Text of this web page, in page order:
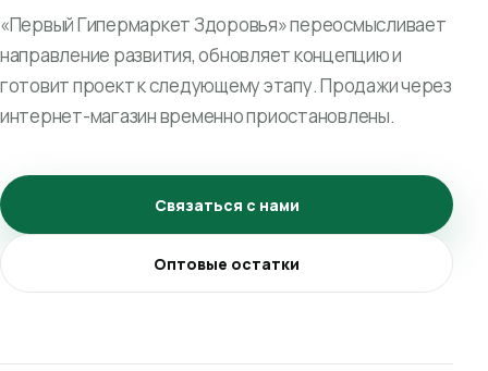
«Первый Гипермаркет Здоровья» переосмысливает
направление развития, обновляет концепцию и
готовит проект к следующему этапу. Продажи через
интернет-магазин временно приостановлены.
Связаться с нами
Оптовые остатки